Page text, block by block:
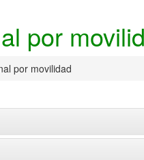
por
por movilidad